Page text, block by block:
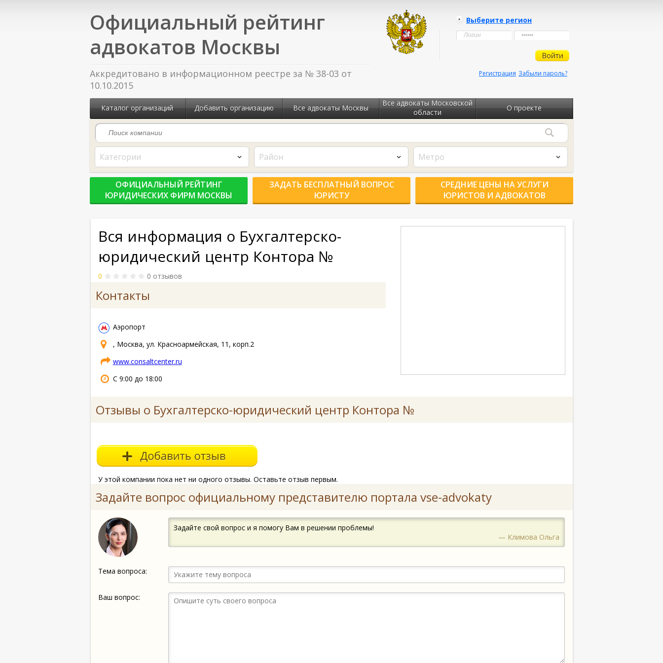
Официальный рейтинг
адвокатов Москвы
Аккредитовано в информационном реестре за № 38-03 от
10.10.2015
Выберите регион
Забыли пароль?
Регистрация
Каталог организаций Добавить организацию Все адвокаты Москвы
Все адвокаты Московской
области
О проекте
Категории Район Метро
ОФИЦИАЛЬНЫЙ РЕЙТИНГ
ЮРИДИЧЕСКИХ ФИРМ МОСКВЫ
ЗАДАТЬ БЕСПЛАТНЫЙ ВОПРОС
ЮРИСТУ
СРЕДНИЕ ЦЕНЫ НА УСЛУГИ
ЮРИСТОВ И АДВОКАТОВ
Вся информация о Бухгалтерско-
юридический центр Контора №
0 0 отзывов
Контакты
Аэропорт
, Москва, ул. Красноармейская, 11, корп.2
www.consaltcenter.ru
С 9:00 до 18:00
Отзывы о Бухгалтерско-юридический центр Контора №
У этой компании пока нет ни одного отзывы. Оставьте отзыв первым.
Задайте вопрос официальному представителю портала vse-advokaty
Задайте свой вопрос и я помогу Вам в решении проблемы!
— Климова Ольга
Тема вопроса:
Ваш вопрос: